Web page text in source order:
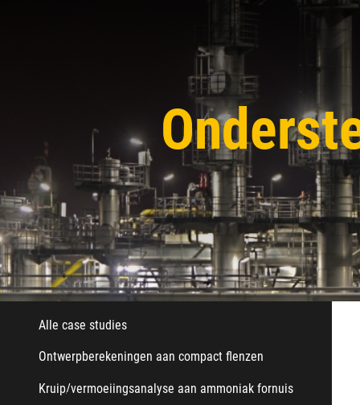
Ondersteuning bij schade analyse
Case studies
Case studies
Alle case studies
Ontwerpberekeningen aan compact flenzen
Kruip/vermoeiingsanalyse aan ammoniak fornuis